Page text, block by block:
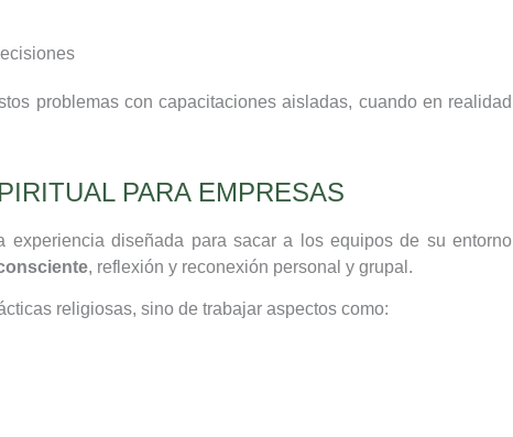
problemas con capacitaciones aisladas, cuando en realidad
PARA EMPRESAS
experiencia diseñada para sacar a los equipos de su entorno
, reflexión y reconexión personal y grupal.
religiosas, sino de trabajar aspectos como: